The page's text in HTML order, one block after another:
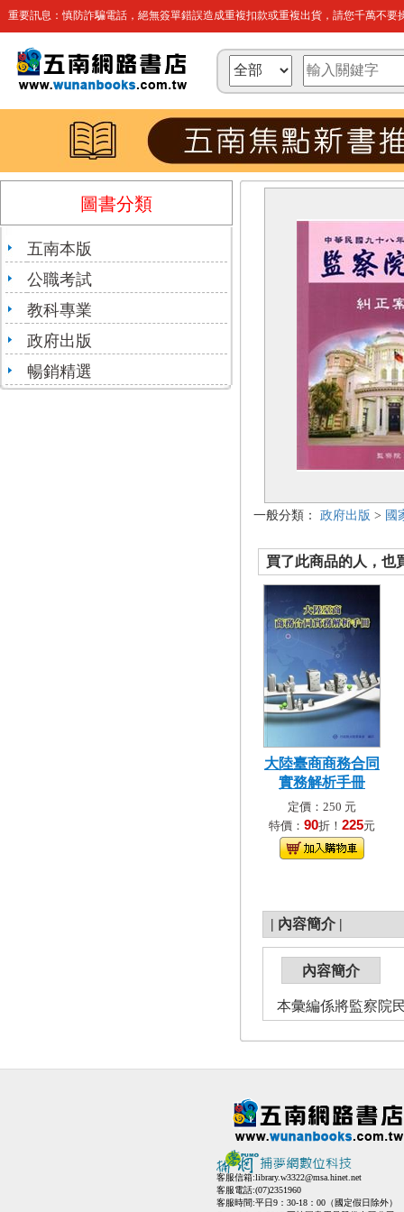
重要訊息：慎防詐騙電話，絕無簽單錯誤造成重複扣款或重複出貨，請您千萬不要
圖書分類
五南本版
公職考試
教科專業
政府出版
暢銷精選
一般分類： 政府出版 > 國
買了此商品的人，也
大陸臺商商務合同
實務解析手冊
定價：250 元
特價： 90折！ 225元
| 內容簡介 |
內容簡介
本彙編係將監察院
客服信箱:library.w3322@msa.hinet.net
客服電話:(07)2351960
客服時間:平日9：30-18：00（國定假日除外）